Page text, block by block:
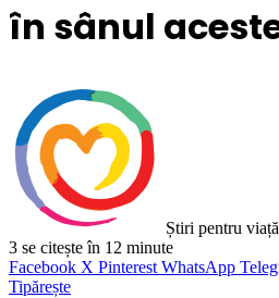
în sânul
Știri pentru viață
3 se citește în 12 minute
Facebook X Pinterest WhatsApp
Tipărește